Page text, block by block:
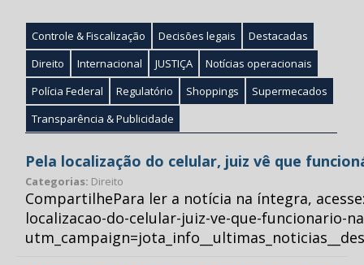
Controle & Fiscalização Decisões legais
Destacadas
Direito
Internacional JUSTIÇA
Notícias operacionais
Polícia Federal
Regulatório Shoppings
Supermecados
Transparência & Publicidade
Pela localização do celular, juiz vê que
Categorias: Direito
CompartilhePara ler a notícia na íntegra,
localizacao-do-celular-juiz-ve-que-funcionario-